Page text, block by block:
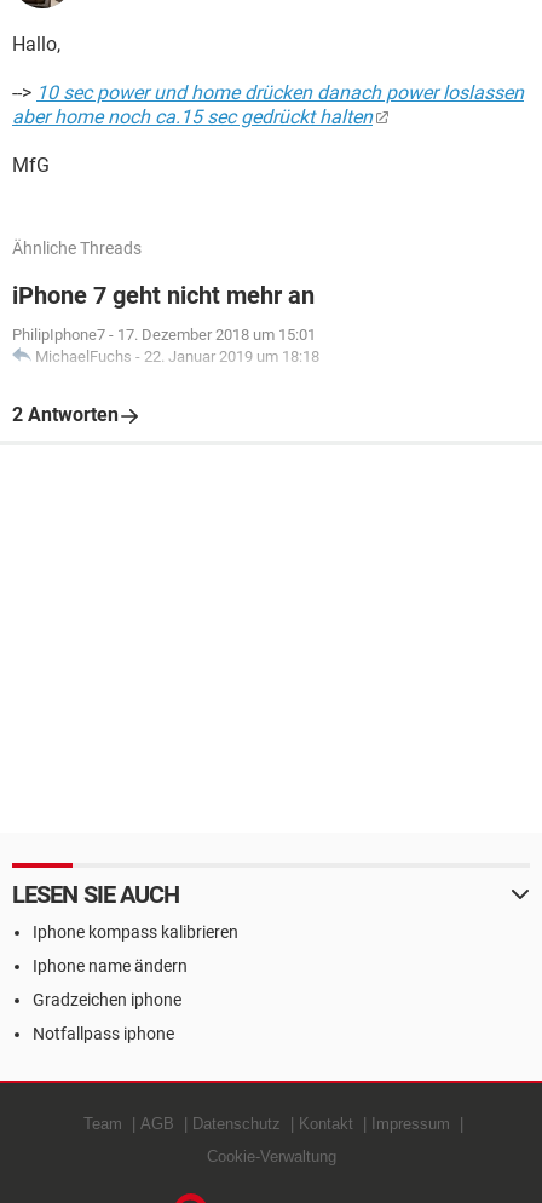
Hallo,
--> 10 sec power und home drücken danach power loslassen
aber home noch ca.15 sec gedrückt halten
MfG
Ähnliche Threads
iPhone 7 geht nicht mehr an
PhilipIphone7 - 17. Dezember 2018 um 15:01
MichaelFuchs - 22. Januar 2019 um 18:18
2 Antworten
LESEN SIE AUCH
Iphone kompass kalibrieren
Iphone name ändern
Gradzeichen iphone
Notfallpass iphone
Team AGB Datenschutz Kontakt
Impressum
Cookie-Verwaltung